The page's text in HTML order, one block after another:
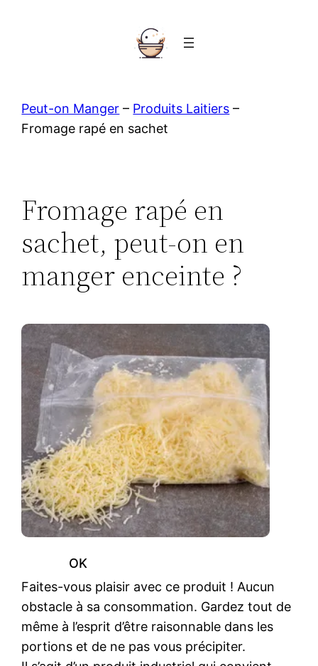
Peut-on Manger – Produits Laitiers –
Fromage rapé en sachet
Fromage rapé en
sachet, peut-on en
manger enceinte ?
OK
Faites-vous plaisir avec ce produit ! Aucun
obstacle à sa consommation. Gardez tout de
même à l’esprit d’être raisonnable dans les
portions et de ne pas vous précipiter.